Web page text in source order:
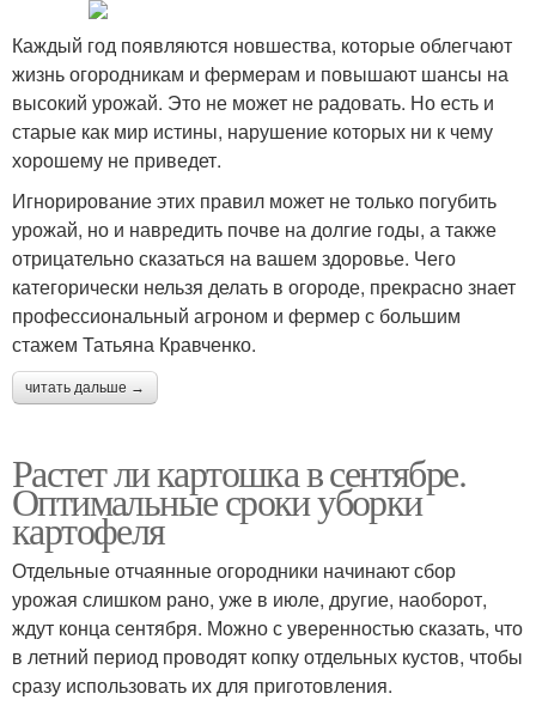
Каждый год появляются новшества, которые облегчают
жизнь огородникам и фермерам и повышают шансы на
высокий урожай. Это не может не радовать. Но есть и
старые как мир истины, нарушение которых ни к чему
хорошему не приведет.
Игнорирование этих правил может не только погубить
урожай, но и навредить почве на долгие годы, а также
отрицательно сказаться на вашем здоровье. Чего
категорически нельзя делать в огороде, прекрасно знает
профессиональный агроном и фермер с большим
стажем Татьяна Кравченко.
читать дальше →
Растет ли картошка в сентябре.
Оптимальные сроки уборки
картофеля
Отдельные отчаянные огородники начинают сбор
урожая слишком рано, уже в июле, другие, наоборот,
ждут конца сентября. Можно с уверенностью сказать, что
в летний период проводят копку отдельных кустов, чтобы
сразу использовать их для приготовления.